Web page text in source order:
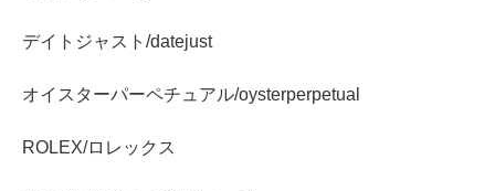
デイトジャスト/datejust
オイスターパーペチュアル/oysterperpetual
ROLEX/ロレックス